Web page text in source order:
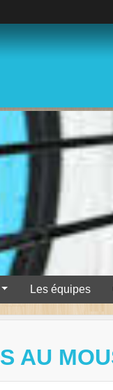
Les équipes
AU